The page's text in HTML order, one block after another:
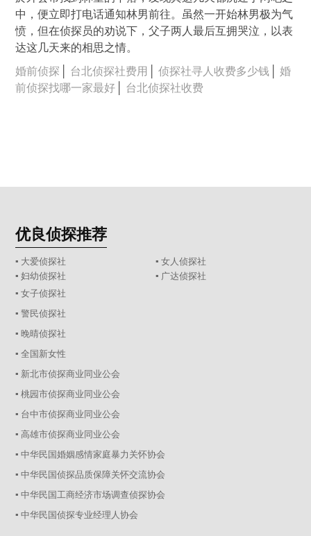
中，便立即打电话通知林男前往。虽然一开始林男极为气
愤，但在侦探员的劝说下，父子两人最后互拥哭泣，以表
达这几天来的相思之情。
婚前侦探
台北侦探社费用 │侦探社寻人收费多少钱 │婚
前侦探找哪一家最好
台北侦探社收费
优良侦探推荐
▪ 大爱侦探社
▪ 女人侦探社
▪ 妇幼侦探社
▪ 广达侦探社
▪ 女子侦探社
▪ 警民侦探社
▪ 晚晴侦探社
▪ 全国新女性
▪ 新北市侦探商业同业公会
▪ 桃园市侦探商业同业公会
▪ 台中市侦探商业同业公会
▪ 高雄市侦探商业同业公会
▪ 中华民国婚姻感情家庭暴力关怀协会
▪ 中华民国侦探品质保障关怀交流协会
▪ 中华民国工商经济市场调查侦探协会
▪ 中华民国侦探专业经理人协会